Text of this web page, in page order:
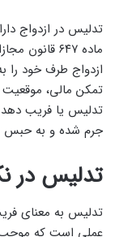
تدلیس در ازدواج
ماده ۶۴۷
ازدواج طرف خود را
تمکن مالی،
تدلیس یا فریب دهد
جرم شده و به حبس تعزیری از ۶ ماه تا
تدلیس در
تدلیس به معنای
عملی است که موجب